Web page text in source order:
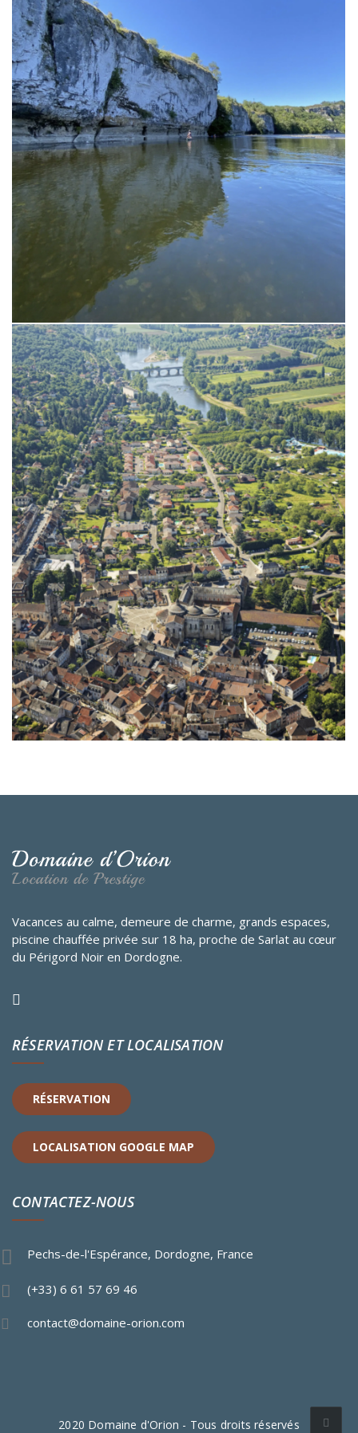
Vacances au calme, demeure de charme, grands espaces,
piscine chauffée privée sur 18 ha, proche de Sarlat au cœur
du Périgord Noir en Dordogne.
RÉSERVATION ET LOCALISATION
RÉSERVATION
LOCALISATION GOOGLE MAP
CONTACTEZ-NOUS
Pechs-de-l'Espérance, Dordogne, France
(+33) 6 61 57 69 46
contact@domaine-orion.com
2020 Domaine d'Orion - Tous droits réservés